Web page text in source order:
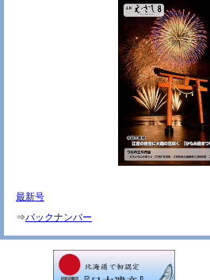
最新号
⇒バックナンバー